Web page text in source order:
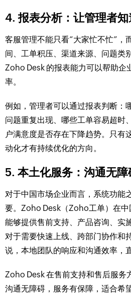
4. 报表分析：让管理者
客服管理不能只看“大家忙不忙”，
间、工单积压、渠道来源、问题类
Zoho Desk 的报表能力可以帮助企
率。
例如，管理者可以通过报表判断：
问题重复出现、哪些工单容易超时
户满意度是否存在下降趋势。只有
动化才有持续优化的方向。
5. 本土化服务：沟通无
对于中国市场企业而言，系统功能
要。Zoho Desk（Zoho工单）在中
能够提供售前支持、产品咨询、实
对于需要快速上线、跨部门协作和
说，本地团队的响应和沟通效率，
Zoho Desk 在售前支持和售后服务
沟通无障碍，服务有保障，适合希